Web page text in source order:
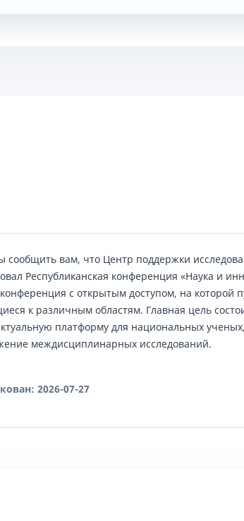
сообщить вам, что Центр поддержки
Республиканская конференция «Наука и
с открытым доступом, на которой
к различным областям. Главная цель
платформу для национальных
междисциплинарных исследований.
2026-07-27